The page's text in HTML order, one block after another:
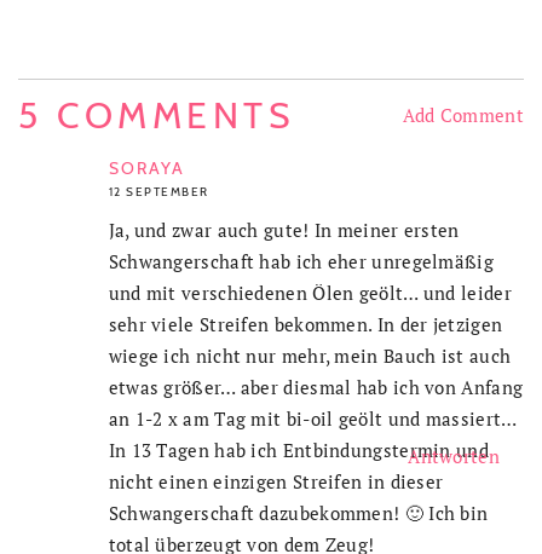
5 COMMENTS Add Comment
SORAYA
12 SEPTEMBER
Ja, und zwar auch gute! In meiner ersten
Schwangerschaft hab ich eher unregelmäßig
und mit verschiedenen Ölen geölt… und leider
sehr viele Streifen bekommen. In der jetzigen
wiege ich nicht nur mehr, mein Bauch ist auch
etwas größer… aber diesmal hab ich von Anfang
an 1-2 x am Tag mit bi-oil geölt und massiert…
In 13 Tagen hab ich Entbindungstermin und
nicht einen einzigen Streifen in dieser
Schwangerschaft dazubekommen! 🙂 Ich bin
total überzeugt von dem Zeug!
Antworten